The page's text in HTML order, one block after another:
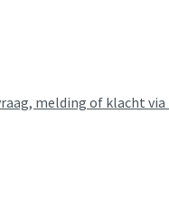
melding of klacht